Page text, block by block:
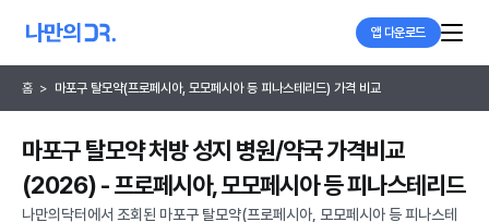
앱 다운로드
홈 > 마포구 탈모약(프로페시아, 모모페시아 등 피나스테리드) 가격 비교
마포구 탈모약 처방 성지 병원/약국 가격비교
(2026) - 프로페시아, 모모페시아 등 피나스테리드
나만의닥터에서 조회된 마포구 탈모약(프로페시아, 모모페시아 등 피나스테